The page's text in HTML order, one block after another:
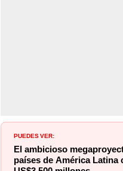
PUEDES VER:
El ambicioso
países de América